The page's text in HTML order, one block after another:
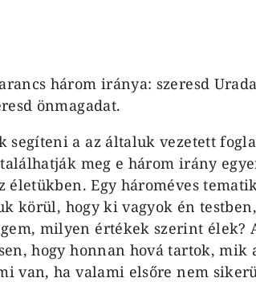
három iránya: szeresd
önmagadat.
segíteni a az általuk vezetett
meg e három irány
életükben. Egy hároméves
körül, hogy ki vagyok én
milyen értékek szerint élek?
hogy honnan hová tartok, mik
van, ha valami elsőre nem